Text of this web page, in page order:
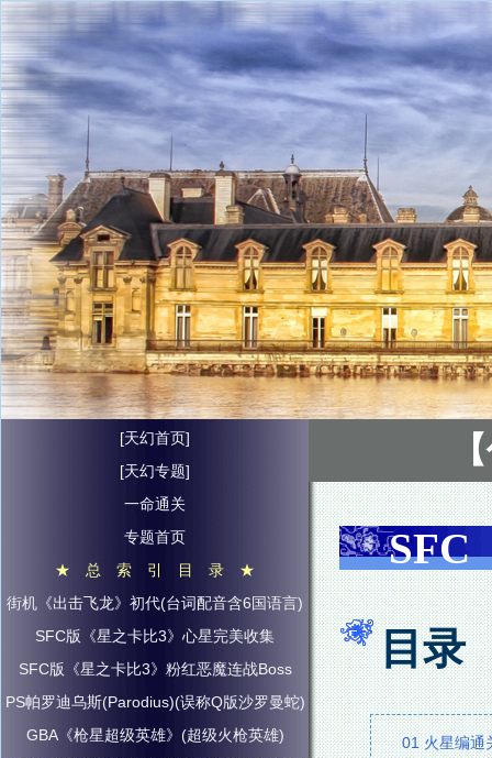
SFC
目录
01 火星编通
[天幻首页]
[天幻专题]
一命通关
专题首页
★ 总 索 引 目 录 ★
街机《出击飞龙》初代(台词配音含6国语言)
SFC版《星之卡比3》心星完美收集
SFC版《星之卡比3》粉红恶魔连战Boss
PS帕罗迪乌斯(Parodius)(误称Q版沙罗曼蛇)
GBA《枪星超级英雄》(超级火枪英雄)